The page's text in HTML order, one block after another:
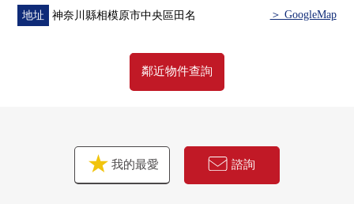
地址 神奈川縣相模原市中央區田名 ＞ GoogleMap
鄰近物件查詢
我的最愛 諮詢